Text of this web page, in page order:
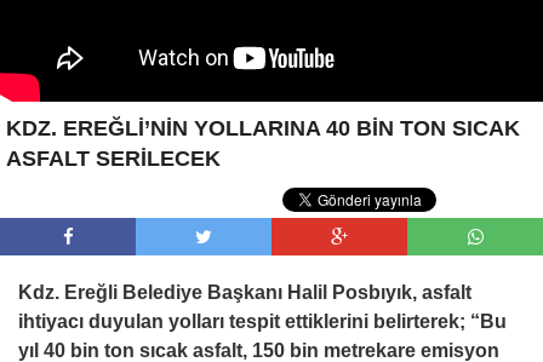
KDZ. EREĞLİ’NİN YOLLARINA 40 BİN TON SICAK
ASFALT SERİLECEK
Kdz. Ereğli Belediye Başkanı Halil Posbıyık, asfalt
ihtiyacı duyulan yolları tespit ettiklerini belirterek; “Bu
yıl 40 bin ton sıcak asfalt, 150 bin metrekare emisyon